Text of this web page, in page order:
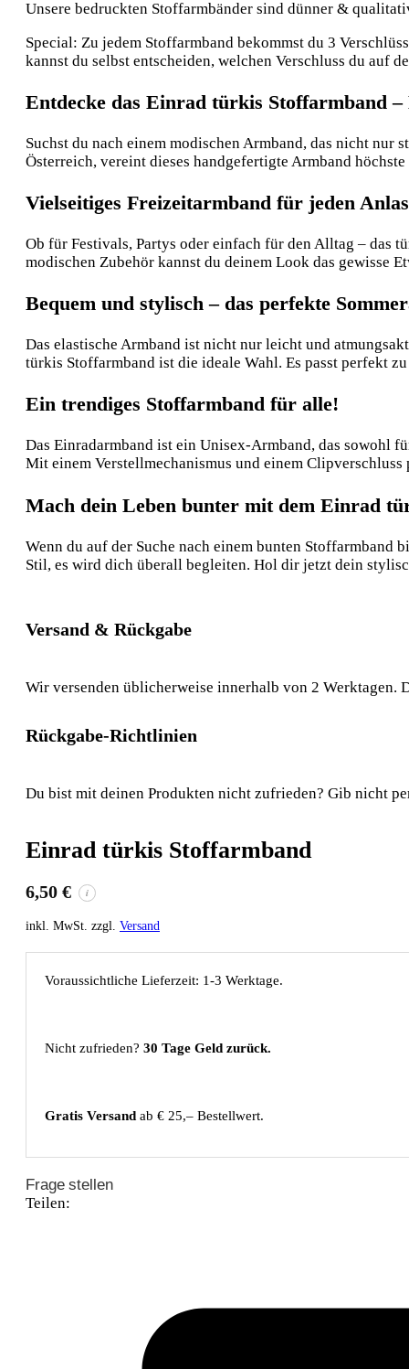
Unsere bedruckten Stoffarmbänder sind dünner &
Special: Zu jedem Stoffarmband bekommst du 3
kannst du selbst entscheiden, welchen Verschluss du auf
Entdecke das Einrad türkis Stoffarmband –
Suchst du nach einem modischen Armband, das nicht
Österreich, vereint dieses handgefertigte Armband
Vielseitiges Freizeitarmband für jeden
Ob für Festivals, Partys oder einfach für den Alltag – das
modischen Zubehör kannst du deinem Look das gewisse
Bequem und stylisch – das perfekte
Das elastische Armband ist nicht nur leicht und
türkis Stoffarmband ist die ideale Wahl. Es passt perfekt
Ein trendiges Stoffarmband für alle!
Das Einradarmband ist ein Unisex-Armband, das sowohl
Mit einem Verstellmechanismus und einem
Mach dein Leben bunter mit dem Einrad
Wenn du auf der Suche nach einem bunten
Stil, es wird dich überall begleiten. Hol dir jetzt dein
Versand & Rückgabe
Wir versenden üblicherweise innerhalb von 2 Werktagen.
Rückgabe-Richtlinien
Du bist mit deinen Produkten nicht zufrieden? Gib nicht
Einrad türkis Stoffarmband
6,50 € i
inkl. MwSt. zzgl. Versand
Voraussichtliche Lieferzeit: 1-3 Werktage.
Nicht zufrieden? 30 Tage Geld zurück.
Gratis Versand ab € 25,– Bestellwert.
Frage stellen
Teilen: